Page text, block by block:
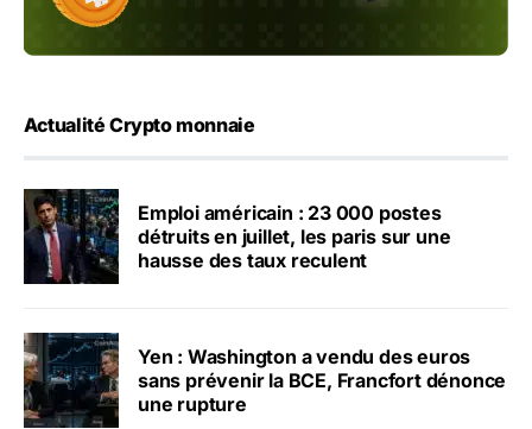
Actualité Crypto monnaie
Emploi américain : 23 000 postes
détruits en juillet, les paris sur une
hausse des taux reculent
Yen : Washington a vendu des euros
sans prévenir la BCE, Francfort dénonce
une rupture